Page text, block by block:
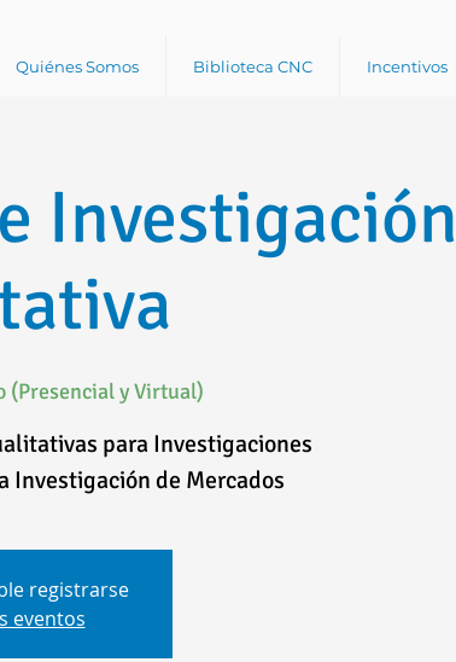
Quiénes Somos Biblioteca CNC Incentivos
Investigación
(Presencial y Virtual)
para Investigaciones
Investigación de Mercados
registrarse
eventos